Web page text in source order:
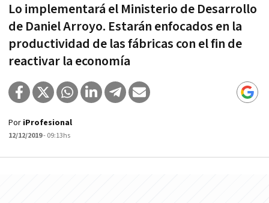
Lo implementará el Ministerio de Desarrollo
de Daniel Arroyo. Estarán enfocados en la
productividad de las fábricas con el fin de
reactivar la economía
Por iProfesional
12/12/2019- 09:13hs